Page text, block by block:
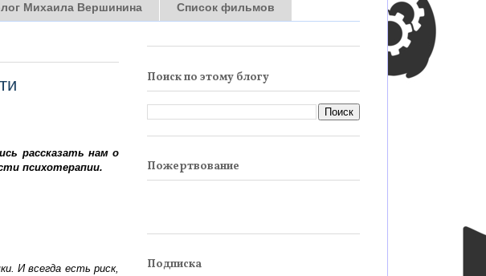
Михаила Вершинина Список фильмов
рассказать нам о
психотерапии.
И всегда есть риск,
Поиск по этому блогу
Пожертвование
Подписка